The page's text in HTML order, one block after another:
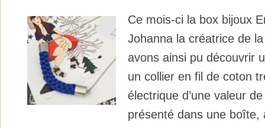
Ce mois-ci la box bijoux
Johanna la créatrice de
avons ainsi pu découvrir
un collier en fil de coton
électrique d’une valeur
présenté dans une boîte,